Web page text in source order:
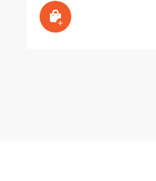
In den Warenkorb